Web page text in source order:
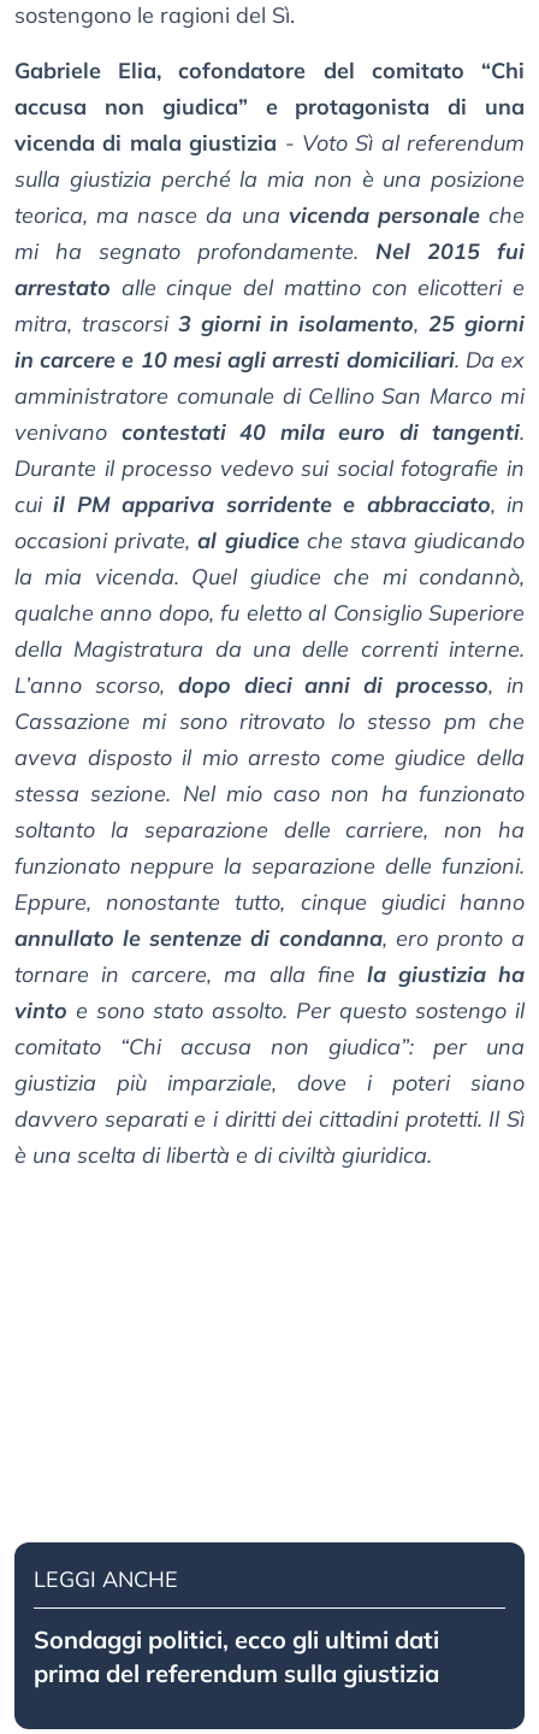
sostengono le ragioni del Sì.
Gabriele Elia, cofondatore del comitato “Chi
accusa non giudica” e protagonista di una
vicenda di mala giustizia - Voto Sì al referendum
sulla giustizia perché la mia non è una posizione
teorica, ma nasce da una vicenda personaleche
mi ha segnato profondamente. Nel 2015 fui
arrestato alle cinque del mattino con elicotteri e
mitra, trascorsi 3 giorni in isolamento,25 giorni
in carcere e 10 mesi agli arresti domiciliari. Da ex
amministratore comunale di Cellino San Marco mi
venivano contestati 40 mila euro di tangenti.
Durante il processo vedevo sui social fotografie in
cuiil PM appariva sorridente e abbracciato, in
occasioni private,al giudiceche stava giudicando
la mia vicenda. Quel giudice che mi condannò,
qualche anno dopo, fu eletto al Consiglio Superiore
della Magistratura da una delle correnti interne.
L’anno scorso, dopo dieci anni di processo, in
Cassazione mi sono ritrovato lo stesso pm che
aveva disposto il mio arresto come giudice della
stessa sezione. Nel mio caso non ha funzionato
soltanto la separazione delle carriere, non ha
funzionato neppure la separazione delle funzioni.
Eppure, nonostante tutto, cinque giudici hanno
annullato le sentenze di condanna, ero pronto a
tornare in carcere, ma alla fine la giustizia ha
vinto e sono stato assolto. Per questo sostengo il
comitato “Chi accusa non giudica”: per una
giustizia più imparziale, dove i poteri siano
davvero separati e i diritti dei cittadini protetti. Il Sì
è una scelta di libertà e di civiltà giuridica.
LEGGI ANCHE
Sondaggi politici, ecco gli ultimi dati
prima del referendum sulla giustizia